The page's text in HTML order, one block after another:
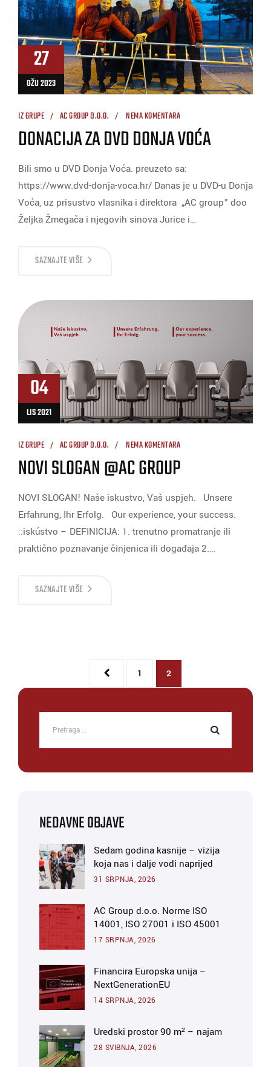
27
OŽU 2023
IZ GRUPE AC GROUP D.O.O. NEMA KOMENTARA
DONACIJA ZA DVD DONJA VOĆA
Bili smo u DVD Donja Voća. preuzeto sa:
https://www.dvd-donja-voca.hr/ Danas je u DVD-u Donja
Voća, uz prisustvo vlasnika i direktora „AC group” doo
Željka Žmegača i njegovih sinova Jurice i…
SAZNAJTE VIŠE
04
LIS 2021
IZ GRUPE AC GROUP D.O.O. NEMA KOMENTARA
NOVI SLOGAN @AC GROUP
NOVI SLOGAN! Naše iskustvo, Vaš uspjeh. Unsere
Erfahrung, Ihr Erfolg. Our experience, your success.
::iskústvo – DEFINICIJA: 1. trenutno promatranje ili
praktično poznavanje činjenica ili događaja 2.…
SAZNAJTE VIŠE
1 2
NEDAVNE OBJAVE
Sedam godina kasnije – vizija
koja nas i dalje vodi naprijed
31 SRPNJA, 2026
AC Group d.o.o. Norme ISO
14001, ISO 27001 i ISO 45001
17 SRPNJA, 2026
Financira Europska unija –
NextGenerationEU
14 SRPNJA, 2026
Uredski prostor 90 m² – najam
28 SVIBNJA, 2026